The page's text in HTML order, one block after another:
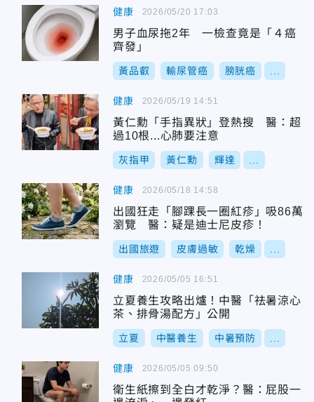
健康
男子血尿拖2年 一檢查竟是「４癌
齊發」
黃品叡 輸尿管癌 膀胱癌
2026/05/20 17:03
健康
黃仁勳「手指異狀」登熱搜 醫：超
過10根...心肺要注意
灰指甲 黃仁勳 輝達
2026/05/19 14:51
健康
出國狂走「腳踝長一圈紅疹」吸86萬
瀏覽 醫：疑是迪士尼皮疹！
出國旅遊 皮膚過敏 乾燥
2026/05/18 14:58
健康
立夏養生攻略出爐！中醫「祛暑涼心
茶、排骨湯配方」公開
立夏 中醫養生 中暑預防
2026/05/05 16:51
健康
衛生紙擦到全白才乾淨？醫：屁股一
2026/05/05 09:50